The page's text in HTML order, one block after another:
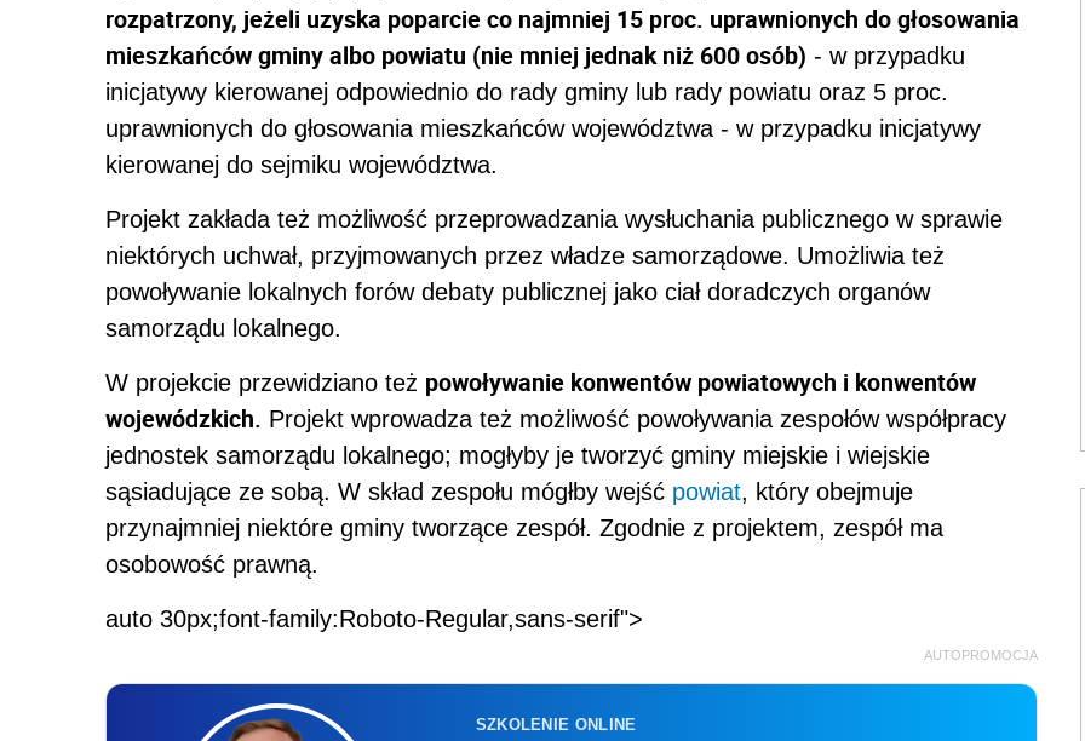
rozpatrzony, jeżeli uzyska poparcie co najmniej 15 proc. uprawnionych do głosowania
mieszkańców gminy albo powiatu (nie mniej jednak niż 600 osób) - w przypadku
inicjatywy kierowanej odpowiednio do rady gminy lub rady powiatu oraz 5 proc.
uprawnionych do głosowania mieszkańców województwa - w przypadku inicjatywy
kierowanej do sejmiku województwa.
Projekt zakłada też możliwość przeprowadzania wysłuchania publicznego w sprawie
niektórych uchwał, przyjmowanych przez władze samorządowe. Umożliwia też
powoływanie lokalnych forów debaty publicznej jako ciał doradczych organów
samorządu lokalnego.
W projekcie przewidziano też powoływanie konwentów powiatowych i konwentów
wojewódzkich. Projekt wprowadza też możliwość powoływania zespołów współpracy
jednostek samorządu lokalnego; mogłyby je tworzyć gminy miejskie i wiejskie
sąsiadujące ze sobą. W skład zespołu mógłby wejść powiat, który obejmuje
przynajmniej niektóre gminy tworzące zespół. Zgodnie z projektem, zespół ma
osobowość prawną.
auto 30px;font-family:Roboto-Regular,sans-serif">
AUTOPROMOCJA
SZKOLENIE ONLINE